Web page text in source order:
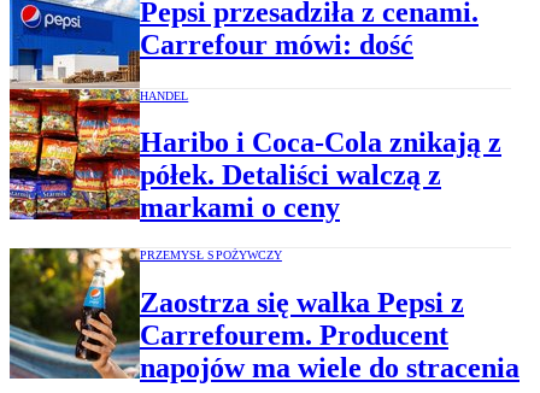
Pepsi przesadziła z cenami.
Carrefour mówi: dość
HANDEL
Haribo i Coca-Cola znikają z
półek. Detaliści walczą z
markami o ceny
PRZEMYSŁ SPOŻYWCZY
Zaostrza się walka Pepsi z
Carrefourem. Producent
napojów ma wiele do stracenia